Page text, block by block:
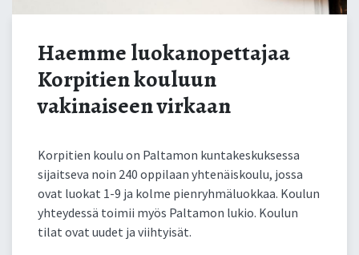
Haemme luokanopettajaa
Korpitien kouluun
vakinaiseen virkaan
Korpitien koulu on Paltamon kuntakeskuksessa
sijaitseva noin 240 oppilaan yhtenäiskoulu, jossa
ovat luokat 1-9 ja kolme pienryhmäluokkaa. Koulun
yhteydessä toimii myös Paltamon lukio. Koulun
tilat ovat uudet ja viihtyisät.